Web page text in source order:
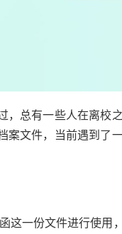
，总有一些人在离校
案文件，当前遇到了
这一份文件进行使用